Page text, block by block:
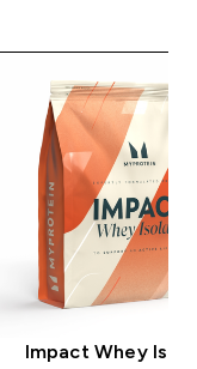
Impact Whey